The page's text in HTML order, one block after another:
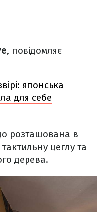
, повідомляє
японська
для себе
розташована в
цеглу та
дерева.